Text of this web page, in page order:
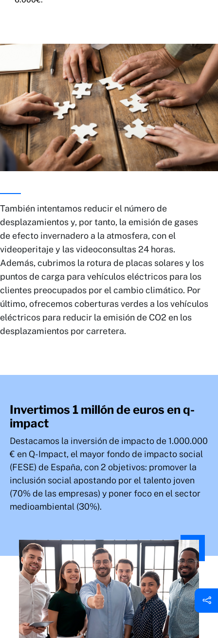
También intentamos reducir el número de
desplazamientos y, por tanto, la emisión de gases
de efecto invernadero a la atmosfera, con el
videoperitaje y las videoconsultas 24 horas.
Además, cubrimos la rotura de placas solares y los
puntos de carga para vehículos eléctricos para los
clientes preocupados por el cambio climático. Por
último, ofrecemos coberturas verdes a los vehículos
eléctricos para reducir la emisión de CO2 en los
desplazamientos por carretera.
Invertimos 1 millón de euros en q-
impact
Destacamos la inversión de impacto de 1.000.000
€ en Q-Impact, el mayor fondo de impacto social
(FESE) de España, con 2 objetivos: promover la
inclusión social apostando por el talento joven
(70% de las empresas) y poner foco en el sector
medioambiental (30%).